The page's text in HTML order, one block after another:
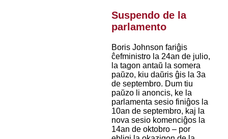
Suspendo de la
parlamento
Boris Johnson fariĝis
ĉefministro la 24an de julio,
la tagon antaŭ la somera
paŭzo, kiu daŭris ĝis la 3a
de septembro. Dum tiu
paŭzo li anoncis, ke la
parlamenta sesio finiĝos la
10an de septembro, kaj la
nova sesio komenciĝos la
14an de oktobro – por